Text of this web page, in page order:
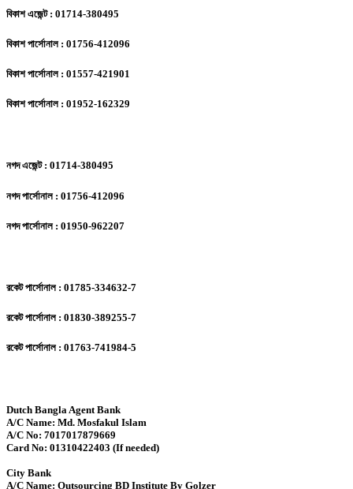
বিকাশ এজেন্ট : 01714-380495
বিকাশ পার্সোনাল : 01756-412096
বিকাশ পার্সোনাল : 01557-421901
বিকাশ পার্সোনাল : 01952-162329
নগদ এজেন্ট : 01714-380495
নগদ পার্সোনাল : 01756-412096
নগদ পার্সোনাল : 01950-962207
রকেট পার্সোনাল : 01785-334632-7
রকেট পার্সোনাল : 01830-389255-7
রকেট পার্সোনাল : 01763-741984-5
Dutch Bangla Agent Bank
A/C Name: Md. Mosfakul Islam
A/C No: 7017017879669
Card No: 01310422403 (If needed)
City Bank
A/C Name: Outsourcing BD Institute By Golzer